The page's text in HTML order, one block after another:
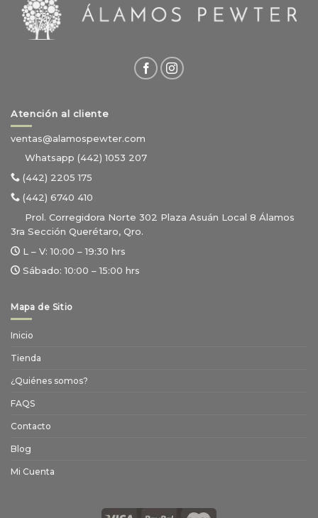
Atención al cliente
ventas@alamospewter.com
Whatsapp (442) 1053 207
(442) 2205 175
(442) 6740 410
Prol. Corregidora Norte 302 Plaza Asuán Local 8 Álamos
3ra Sección Querétaro, Qro.
L – V: 10:00 – 19:30 hrs
Sábado: 10:00 – 15:00 hrs
Mapa de Sitio
Inicio
Tienda
¿Quiénes somos?
FAQS
Contacto
Blog
Mi Cuenta